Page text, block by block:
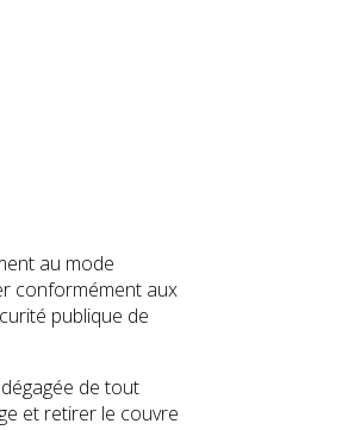
au mode
conformément aux
publique de
de tout
et retirer le couvre